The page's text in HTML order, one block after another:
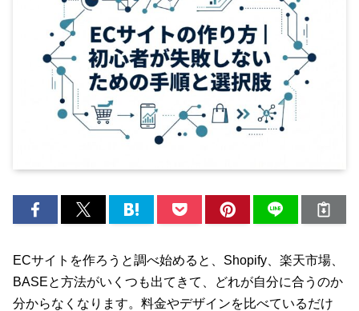
ECサイトを作ろうと調べ始めると、Shopify、楽天市場、
BASEと方法がいくつも出てきて、どれが自分に合うのか
分からなくなります。料金やデザインを比べているだけ